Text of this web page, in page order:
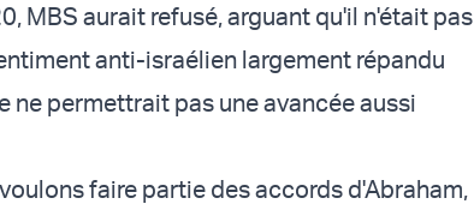
MBS aurait refusé, arguant qu'il n'était pas
anti-israélien largement répandu
permettrait pas une avancée aussi
faire partie des accords d'Abraham,